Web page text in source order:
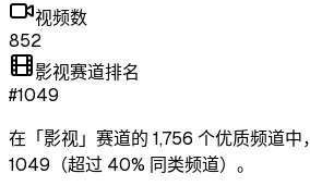
视频数
852
影视赛道排名
#1049
在「影视」赛道的 1,756 个优质频道中，
1049 （超过 40% 同类频道） 。